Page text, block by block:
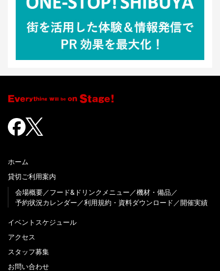
ホーム
貸切ご利用案内
会場概要
フード&ドリンクメニュー
機材・備品
予約状況カレンダー
利用規約・資料ダウンロード 開催実績
イベントスケジュール
アクセス
スタッフ募集
お問い合わせ